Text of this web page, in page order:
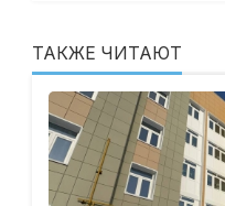
ТАКЖЕ ЧИТАЮТ